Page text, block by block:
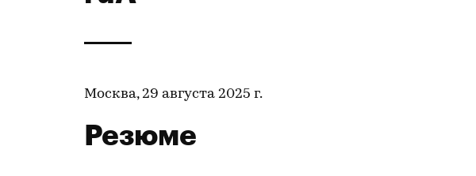
Москва, 29 августа 2025 г.
Резюме